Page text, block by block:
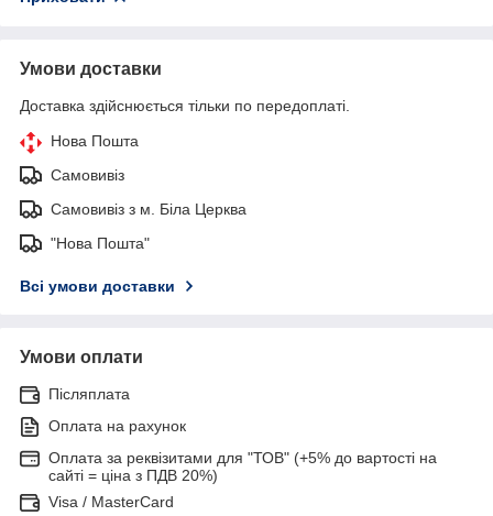
Умови доставки
Доставка здійснюється тільки по передоплаті.
Нова Пошта
Самовивіз
Самовивіз з м. Біла Церква
"Нова Пошта"
Всі умови доставки
Умови оплати
Післяплата
Оплата на рахунок
Оплата за реквізитами для "ТОВ" (+5% до вартості на
сайті = ціна з ПДВ 20%)
Visa / MasterCard